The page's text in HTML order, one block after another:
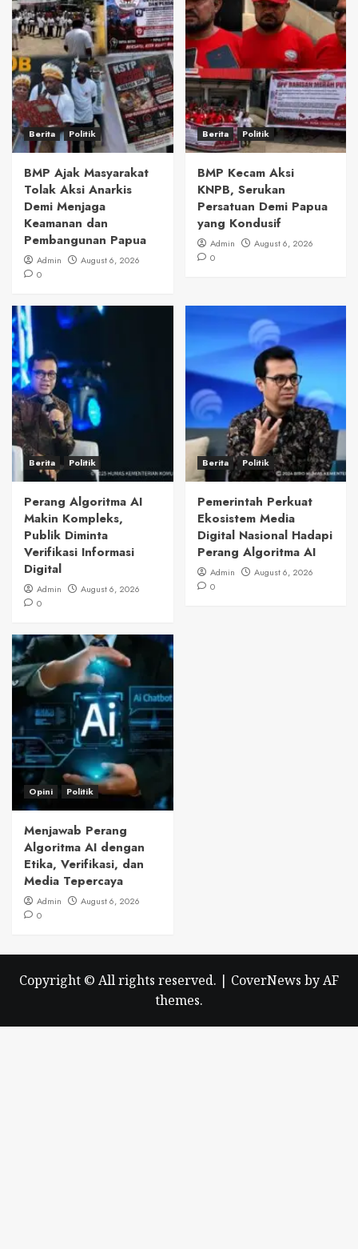
Berita Politik
BMP Ajak Masyarakat
Tolak Aksi Anarkis
Demi Menjaga
Keamanan dan
Pembangunan Papua
Admin
August 6, 2026
0
Berita Politik
BMP Kecam Aksi
KNPB, Serukan
Persatuan Demi Papua
yang Kondusif
Admin
August 6, 2026
0
Berita Politik
Perang Algoritma AI
Makin Kompleks,
Publik Diminta
Verifikasi Informasi
Digital
Admin
August 6, 2026
0
Berita Politik
Pemerintah Perkuat
Ekosistem Media
Digital Nasional Hadapi
Perang Algoritma AI
Admin
August 6, 2026
0
Opini Politik
Menjawab Perang
Algoritma AI dengan
Etika, Verifikasi, dan
Media Tepercaya
Admin
August 6, 2026
0
Copyright © All rights reserved. | CoverNews by AF
themes.